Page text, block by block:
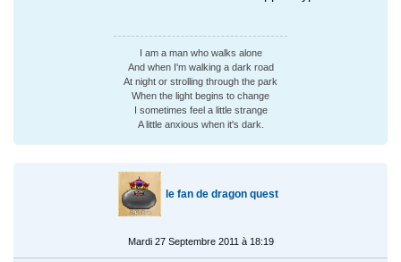
I am a man who walks alone
And when I'm walking a dark road
At night or strolling through the park
When the light begins to change
I sometimes feel a little strange
A little anxious when it's dark.
le fan de dragon quest
Mardi 27 Septembre 2011 à 18:19